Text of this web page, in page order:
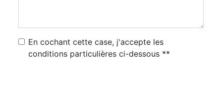
En cochant cette case, j'accepte les
conditions particulières ci-dessous **